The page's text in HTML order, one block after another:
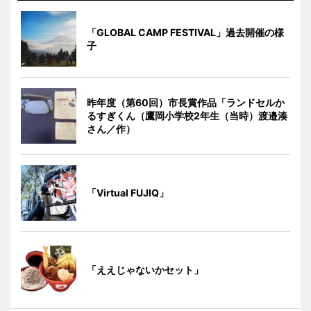
「GLOBAL CAMP FESTIVAL」過去開催の様
子
昨年度（第60回）市長賞作品「ランドセルか
るすぎくん（鷹岡小学校2年生（当時）渡邉湊
さん／作）
「Virtual FUJIQ」
「ええじゃないかセット」